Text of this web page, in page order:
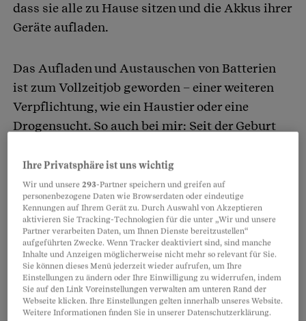
dass sie alle zu Hause sitzen und die Akkus ihrer
Geräte aufladen.
Das Aufladen und Austauschen von Batterien
ist zum Vollzeitjob geworden – einer weiteren
Verpflichtung, wie ein Haustier oder eine
Drogensucht. So auch bei mir: Seit der Geburt
Stromfresser in der Wohnung explodiert. Jedes
Spielzeug, jedes Puppenhaus – sogar
Turnschuhe und Bücher brauchen jetzt ständig
neue Batterien.
Partnerinhalte
Ihre Privatsphäre ist uns wichtig
Wir und unsere293-Partner speichern und greifen auf
personenbezogene Daten wie Browserdaten oder eindeutige
Kennungen auf Ihrem Gerät zu. Durch Auswahl von Akzeptieren
aktivieren Sie Tracking-Technologien für die unter „Wir und unsere
Partner verarbeiten Daten, um Ihnen Dienste bereitzustellen“
aufgeführten Zwecke. Wenn Tracker deaktiviert sind, sind manche
Inhalte und Anzeigen möglicherweise nicht mehr so relevant für Sie.
Sie können dieses Menü jederzeit wieder aufrufen, um Ihre
Einstellungen zu ändern oder Ihre Einwilligung zu widerrufen, indem
Sie auf den Link Voreinstellungen verwalten am unteren Rand der
Webseite klicken. Ihre Einstellungen gelten innerhalb unseres Website.
Weitere Informationen finden Sie in unserer Datenschutzerklärung.